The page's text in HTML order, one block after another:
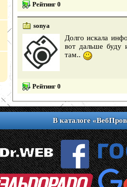
Рейтинг 0
sonya
Долго искала
вот дальше буду
там..
Рейтинг 0
В каталоге